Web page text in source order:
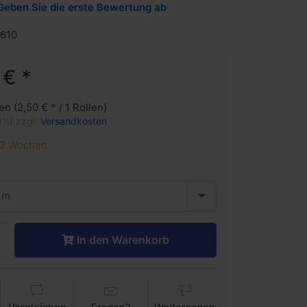
Sie die erste Bewertung ab
*
(2,50 € * / 1 Rollen)
Versandkosten
2 Wochen
In den Warenkorb